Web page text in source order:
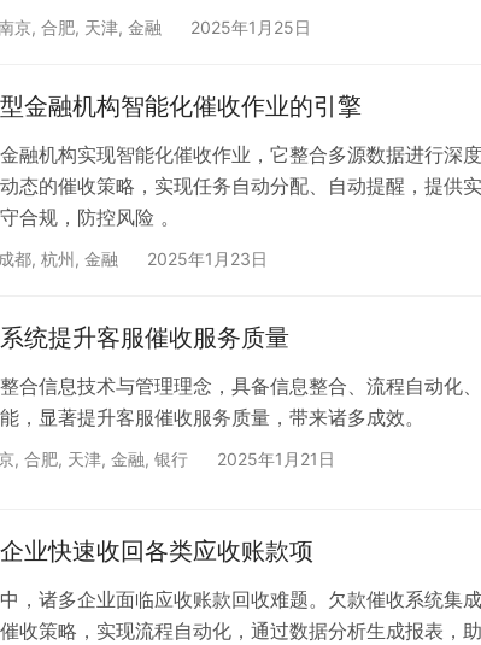
京, 合肥, 天津, 金融 2025年1月25日
金融机构智能化催收作业的引擎
融机构实现智能化催收作业，它整合多源数据进行深度
态的催收策略，实现任务自动分配、自动提醒，提供实
合规，防控风险 。
成都, 杭州, 金融 2025年1月23日
统提升客服催收服务质量
合信息技术与管理理念，具备信息整合、流程自动化、
，显著提升客服催收服务质量，带来诸多成效。
, 合肥, 天津, 金融, 银行 2025年1月21日
业快速收回各类应收账款项
，诸多企业面临应收账款回收难题。欠款催收系统集成
收策略，实现流程自动化，通过数据分析生成报表，助